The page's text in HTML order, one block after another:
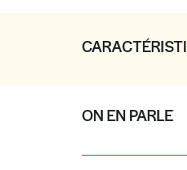
ON EN PARLE